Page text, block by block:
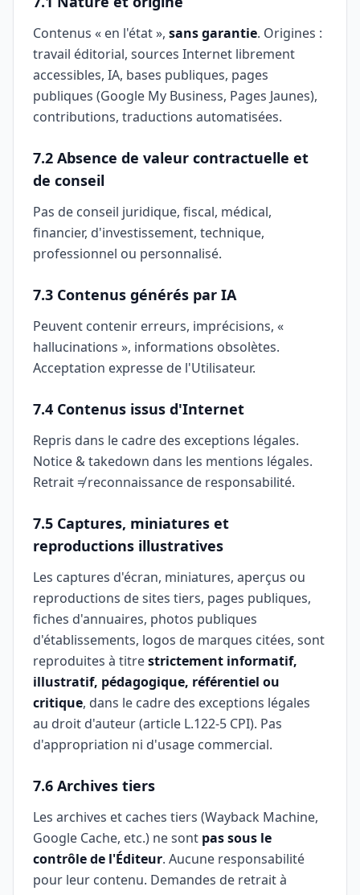
Contenus « en l'état », sans garantie. Origines :
travail éditorial, sources Internet librement
accessibles, IA, bases publiques, pages
publiques (Google My Business, Pages Jaunes),
contributions, traductions automatisées.
7.2 Absence de valeur contractuelle et
de conseil
Pas de conseil juridique, fiscal, médical,
financier, d'investissement, technique,
professionnel ou personnalisé.
7.3 Contenus générés par IA
Peuvent contenir erreurs, imprécisions, «
hallucinations », informations obsolètes.
Acceptation expresse de l'Utilisateur.
7.4 Contenus issus d'Internet
Repris dans le cadre des exceptions légales.
Notice & takedown dans les mentions légales.
Retrait ≠ reconnaissance de responsabilité.
7.5 Captures, miniatures et
reproductions illustratives
Les captures d'écran, miniatures, aperçus ou
reproductions de sites tiers, pages publiques,
fiches d'annuaires, photos publiques
d'établissements, logos de marques citées, sont
reproduites à titrestrictement informatif,
illustratif, pédagogique, référentiel ou
critique, dans le cadre des exceptions légales
au droit d'auteur (article L.122-5 CPI). Pas
d'appropriation ni d'usage commercial.
7.6 Archives tiers
Les archives et caches tiers (Wayback Machine,
Google Cache, etc.) ne sont pas sous le
contrôle de l'Éditeur. Aucune responsabilité
pour leur contenu. Demandes de retrait à